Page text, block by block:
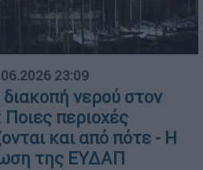
23:09
νερού στον
Ποιες περιοχές
και από πότε - Η
της ΕΥΔΑΠ